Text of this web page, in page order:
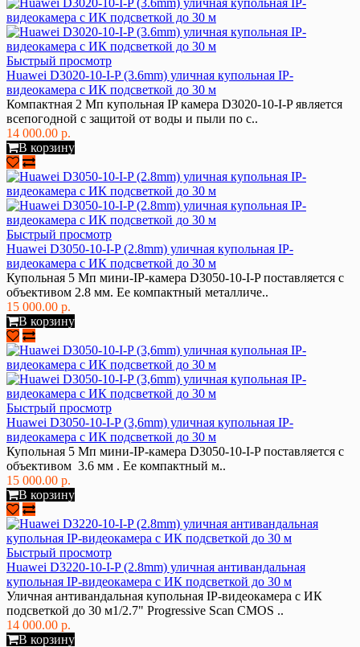
Быстрый просмотр
Huawei D3020-10-I-P (3.6mm) уличная купольная IP-
видеокамера с ИК подсветкой до 30 м
Компактная 2 Мп купольная IP камера D3020-10-I-P является
всепогодной с защитой от воды и пыли по с..
14 000.00 р.
В корзину
Быстрый просмотр
Huawei D3050-10-I-P (2.8mm) уличная купольная IP-
видеокамера с ИК подсветкой до 30 м
Купольная 5 Мп мини-IP-камера D3050-10-I-P поставляется с
объективом 2.8 мм. Ее компактный металличе..
15 000.00 р.
В корзину
Быстрый просмотр
Huawei D3050-10-I-P (3,6mm) уличная купольная IP-
видеокамера с ИК подсветкой до 30 м
Купольная 5 Мп мини-IP-камера D3050-10-I-P поставляется с
объективом 3.6 мм . Ее компактный м..
15 000.00 р.
В корзину
Быстрый просмотр
Huawei D3220-10-I-P (2.8mm) уличная антивандальная
купольная IP-видеокамера с ИК подсветкой до 30 м
Уличная антивандальная купольная IP-видеокамера с ИК
подсветкой до 30 м1/2.7" Progressive Scan CMOS ..
14 000.00 р.
В корзину